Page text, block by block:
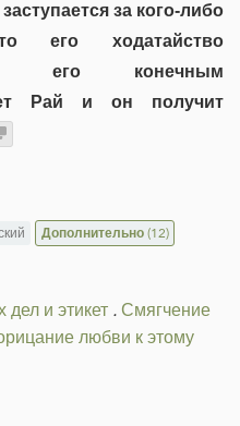
за кого-либо
его ходатайство
его конечным
Рай и он получит
Дополнительно(12)
и этикет.Смягчение
любви к этому